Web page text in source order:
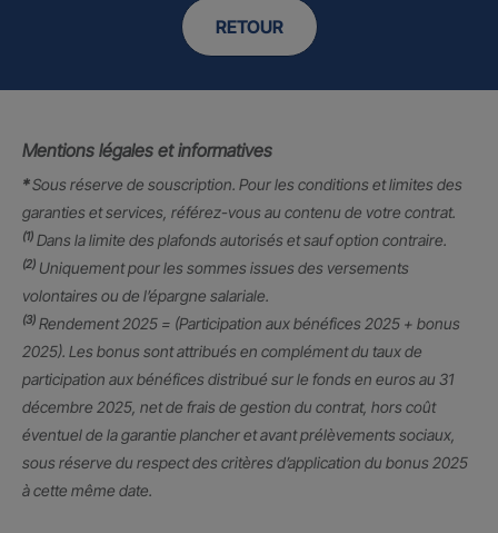
RETOUR
Mentions légales et informatives
*Sous réserve de souscription. Pour les conditions et limites des
garanties et services, référez-vous au contenu de votre contrat.
(1) Dans la limite des plafonds autorisés et sauf option contraire.
(2) Uniquement pour les sommes issues des versements
volontaires ou de l’épargne salariale.
(3) Rendement 2025 = (Participation aux bénéfices 2025 + bonus
2025). Les bonus sont attribués en complément du taux de
participation aux bénéfices distribué sur le fonds en euros au 31
décembre 2025, net de frais de gestion du contrat, hors coût
éventuel de la garantie plancher et avant prélèvements sociaux,
sous réserve du respect des critères d’application du bonus 2025
à cette même date.